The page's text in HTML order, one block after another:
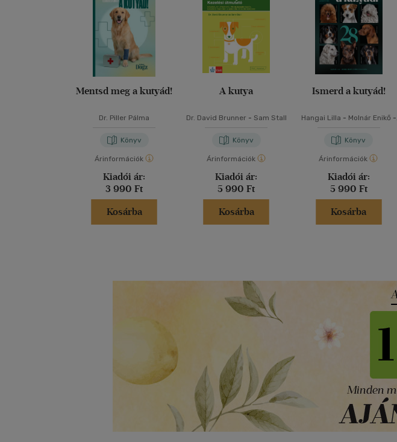
Mentsd meg a kutyád!
Dr. Piller Pálma
Könyv
Árinformációk
Kiadói ár:
3 990 Ft
Kosárba
A kutya
Dr. David Brunner - Sam Stall
Könyv
Árinformációk
Kiadói ár:
5 990 Ft
Kosárba
Ismerd a kutyád!
Hangai Lilla - Molnár Enikő -
Könyv
Árinformációk
Kiadói ár:
5 990 Ft
Kosárba